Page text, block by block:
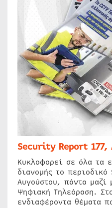
Security Report 177,
Κυκλοφορεί σε όλα τα
διανομής το
Αυγούστου, πάντα μαζί
Ψηφιακή Τηλεόραση.
ενδιαφέροντα θέματα